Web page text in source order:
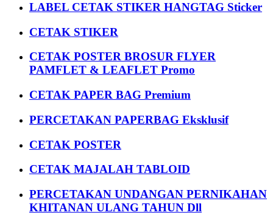
LABEL CETAK STIKER HANGTAG Sticker
CETAK STIKER
CETAK POSTER BROSUR FLYER
PAMFLET & LEAFLET Promo
CETAK PAPER BAG Premium
PERCETAKAN PAPERBAG Eksklusif
CETAK POSTER
CETAK MAJALAH TABLOID
PERCETAKAN UNDANGAN PERNIKAHAN
KHITANAN ULANG TAHUN Dll